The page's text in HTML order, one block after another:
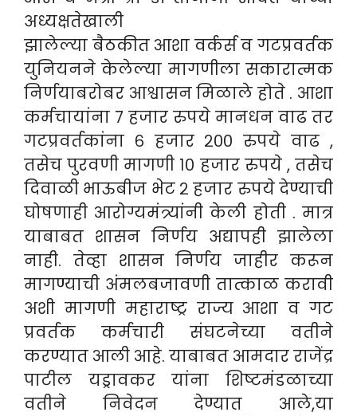
अध्यक्षतेखाली
झालेल्या बैठकीत आशा वर्कर्स व गटप्रवर्तक
युनियनने केलेल्या मागणीला सकारात्मक
निर्णयाबरोबर आश्वासन मिळाले होते . आशा
कर्मचायांना ७ हजार रुपये मानधन वाढ तर
गटप्रवर्तकांना ६ हजार २०० रुपये वाढ ,
तसेच पुरवणी मागणी १० हजार रुपये , तसेच
दिवाळी भाऊबीज भेट २ हजार रुपये देण्याची
घोषणाही आरोग्यमंत्र्यांनी केली होती . मात्र
याबाबत शासन निर्णय अद्यापही झालेला
नाही. तेव्हा शासन निर्णय जाहीर करून
मागण्याची अंमलबजावणी तात्काळ करावी
अशी मागणी महाराष्ट्र राज्य आशा व गट
प्रवर्तक कर्मचारी संघटनेच्या वतीने
करण्यात आली आहे. याबाबत आमदार राजेंद्र
पाटील यड्रावकर यांना शिष्टमंडळाच्या
वतीने निवेदन देण्यात आले,या